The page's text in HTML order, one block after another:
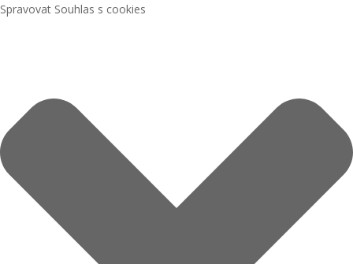
Spravovat Souhlas s cookies